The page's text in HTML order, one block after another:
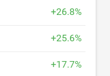
+26.8%
+25.6%
+17.7%